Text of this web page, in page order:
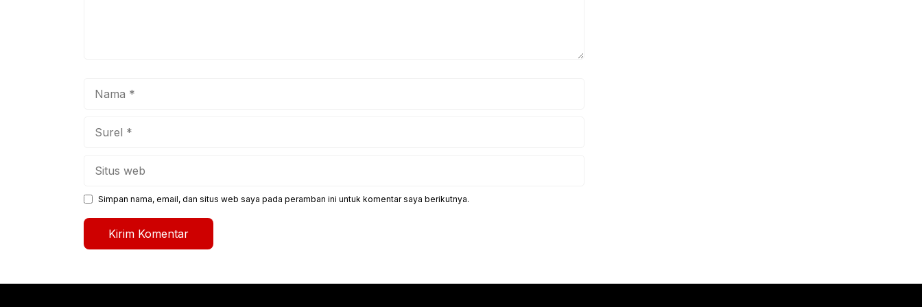
Simpan nama, email, dan situs web saya pada peramban ini untuk komentar saya berikutnya.